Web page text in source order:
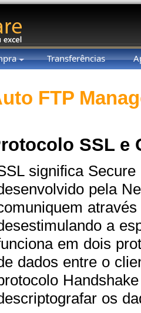
Transferências
FTP
SSL e
significa
pela
a
em dois
dados entre o
os